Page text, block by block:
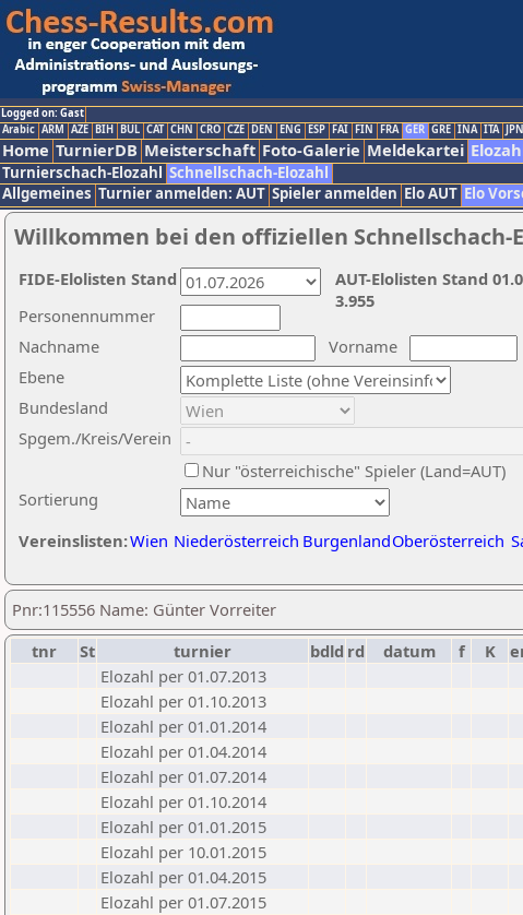
Logged on: Gast
Arabic ARM AZE BIH BUL CAT CHN CRO CZE DEN ENG ESP FAI FIN FRA GER GRE INA ITA JPN
Home TurnierDB Meisterschaft Foto-Galerie Meldekartei
Turnierschach-Elozahl Schnellschach-Elozahl
Allgemeines Turnier anmelden: AUT Spieler anmelden Elo AUT Elo
Willkommen bei den offiziellen Schnellschach-
Nachname
Vorname
Ebene
Sortierung
Personennummer
Bundesland
Spgem./Kreis/Verein
Nur "österreichische" Spieler (Land=AUT)
Vereinslisten:Wien Niederösterreich BurgenlandOberösterreich
AUT-Elolisten Stand
3.955
FIDE-Elolisten Stand
Pnr:115556 Name: Günter Vorreiter
tnr
St turnier bdld rd datum f K
Elozahl per 01.07.2013
Elozahl per 01.10.2013
Elozahl per 01.01.2014
Elozahl per 01.04.2014
Elozahl per 01.07.2014
Elozahl per 01.10.2014
Elozahl per 01.01.2015
Elozahl per 10.01.2015
Elozahl per 01.04.2015
Elozahl per 01.07.2015